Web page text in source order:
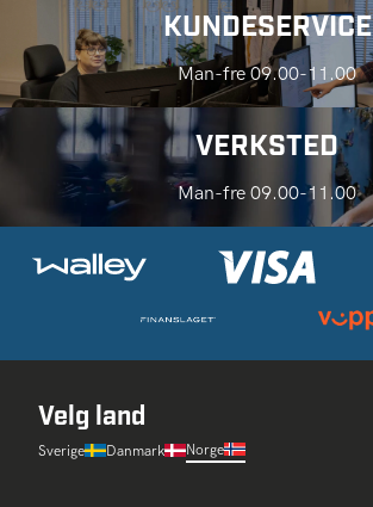
KUNDESERVICE
Man-fre 09.00-11.00
VERKSTED
Man-fre 09.00-11.00
Velg land
Sverige Danmark Norge